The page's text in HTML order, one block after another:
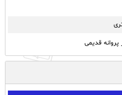
قدیمی